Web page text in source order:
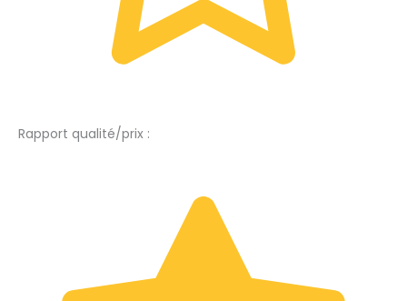
Rapport qualité/prix :